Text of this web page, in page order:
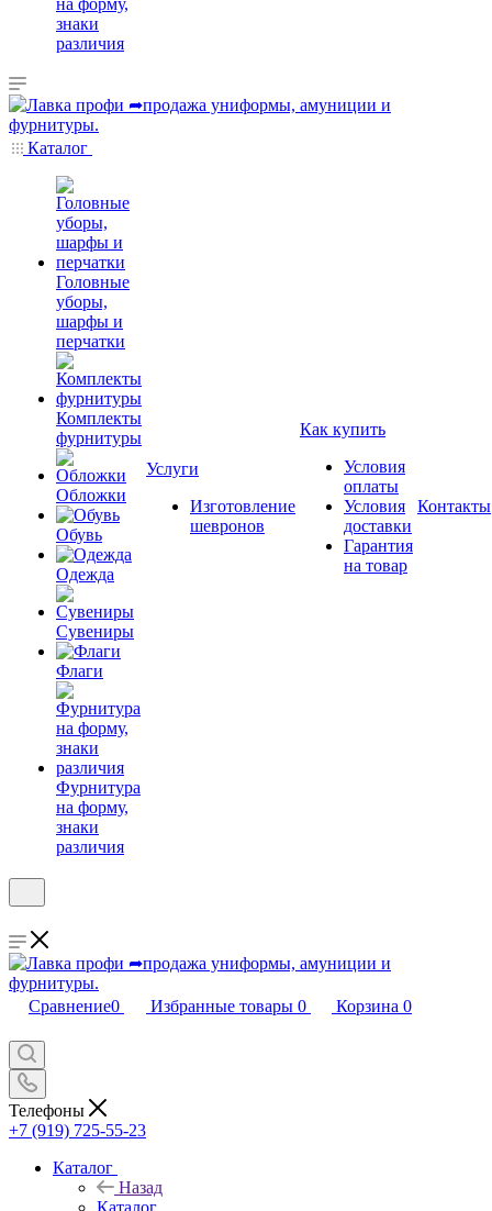
на форму,
знаки
различия
Каталог
Головные
уборы,
шарфы и
перчатки
Комплекты
фурнитуры
Обложки
Обувь
Одежда
Сувениры
Флаги
Фурнитура
на форму,
знаки
различия
Услуги
Изготовление
шевронов
Как купить
Условия
оплаты
Условия
доставки
Гарантия
на товар
Контакты
Сравнение0 Избранные товары 0 Корзина 0
Телефоны
+7 (919) 725-55-23
Каталог
Назад
Каталог